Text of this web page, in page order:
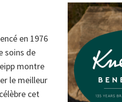
en 1976
soins de
montre
le meilleur
cet